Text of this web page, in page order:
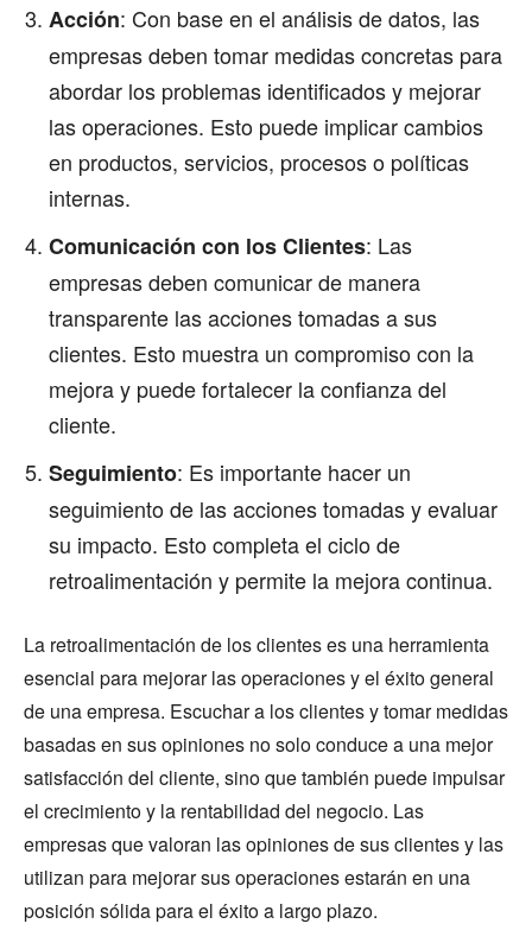
Acción: Con base en el análisis de datos, las
empresas deben tomar medidas concretas para
abordar los problemas identificados y mejorar
las operaciones. Esto puede implicar cambios
en productos, servicios, procesos o políticas
internas.
Comunicación con los Clientes: Las
empresas deben comunicar de manera
transparente las acciones tomadas a sus
clientes. Esto muestra un compromiso con la
mejora y puede fortalecer la confianza del
cliente.
Seguimiento: Es importante hacer un
seguimiento de las acciones tomadas y evaluar
su impacto. Esto completa el ciclo de
retroalimentación y permite la mejora continua.
La retroalimentación de los clientes es una herramienta
esencial para mejorar las operaciones y el éxito general
de una empresa. Escuchar a los clientes y tomar medidas
basadas en sus opiniones no solo conduce a una mejor
satisfacción del cliente, sino que también puede impulsar
el crecimiento y la rentabilidad del negocio. Las
empresas que valoran las opiniones de sus clientes y las
utilizan para mejorar sus operaciones estarán en una
posición sólida para el éxito a largo plazo.